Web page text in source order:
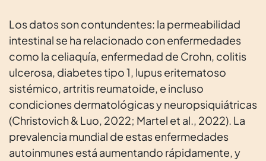
Los datos son contundentes: la permeabilidad
intestinal se ha relacionado con enfermedades
como la celiaquía, enfermedad de Crohn, colitis
ulcerosa, diabetes tipo 1, lupus eritematoso
sistémico, artritis reumatoide, e incluso
condiciones dermatológicas y neuropsiquiátricas
(Christovich & Luo, 2022; Martel et al., 2022). La
prevalencia mundial de estas enfermedades
autoinmunes está aumentando rápidamente, y